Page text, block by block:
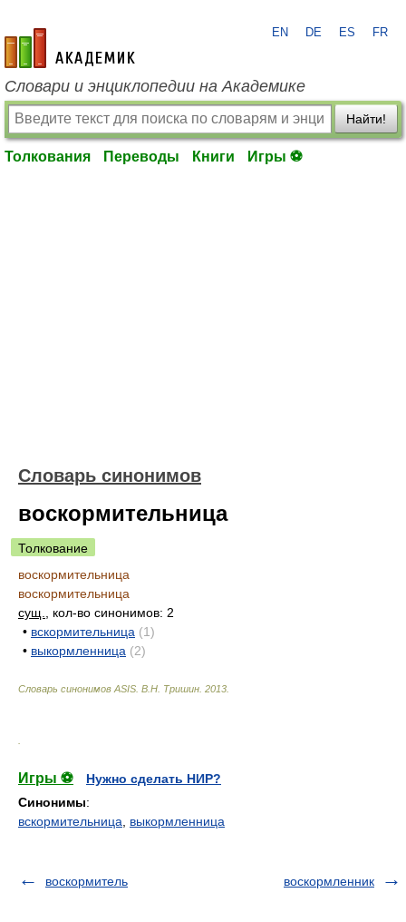
academic.ru
EN DE ES FR
Словари и энциклопедии на Академике
Найти!
Толкования Переводы Книги Игры ⚽
Словарь синонимов
воскормительница
Толкование
воскормительница
воскормительница
сущ.
, кол-во синонимов: 2
• вскормительница (1)
• выкормленница (2)
Словарь синонимов ASIS. В.Н. Тришин 2013
Игры ⚽
Нужно сделать НИР?
Синонимы:
вскормительница
выкормленница
воскормитель воскормленник